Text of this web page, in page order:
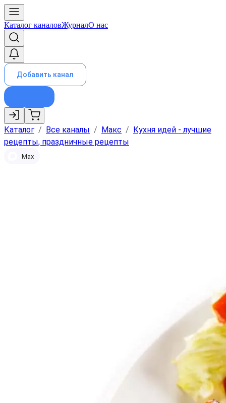
Каталог каналовЖурналО нас
Добавить канал
Каталог / Все каналы / Макс / Кухня идей - лучшие
рецепты, праздничные рецепты
Max